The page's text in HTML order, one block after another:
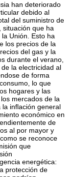
han deteriorado
debido al
del suministro de
situación que ha
Unión. Esto ha
los precios de la
del gas y la
durante el verano,
la electricidad al
de forma
lo que
hogares y las
mercados de la
inflación general
económico en
de
al por mayor y
se reconoce
que
energética:
protección de